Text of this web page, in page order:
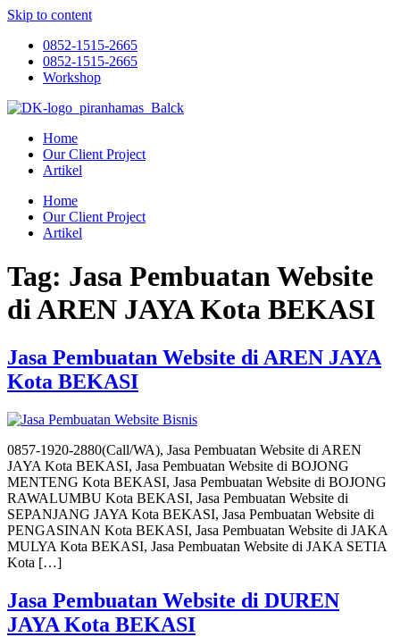
Skip to content
0852-1515-2665
0852-1515-2665
Workshop
Home
Our Client Project
Artikel
Home
Our Client Project
Artikel
Tag: Jasa Pembuatan Website
di AREN JAYA Kota BEKASI
Jasa Pembuatan Website di AREN JAYA
Kota BEKASI
0857-1920-2880(Call/WA), Jasa Pembuatan Website di AREN
JAYA Kota BEKASI, Jasa Pembuatan Website di BOJONG
MENTENG Kota BEKASI, Jasa Pembuatan Website di BOJONG
RAWALUMBU Kota BEKASI, Jasa Pembuatan Website di
SEPANJANG JAYA Kota BEKASI, Jasa Pembuatan Website di
PENGASINAN Kota BEKASI, Jasa Pembuatan Website di JAKA
MULYA Kota BEKASI, Jasa Pembuatan Website di JAKA SETIA
Kota […]
Jasa Pembuatan Website di DUREN
JAYA Kota BEKASI